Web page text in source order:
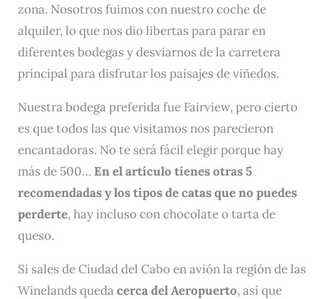
zona. Nosotros fuimos con nuestro coche de
alquiler, lo que nos dio libertas para parar en
diferentes bodegas y desviarnos de la carretera
principal para disfrutar los paisajes de viñedos.
Nuestra bodega preferida fue Fairview, pero cierto
es que todos las que visitamos nos parecieron
encantadoras. No te será fácil elegir porque hay
más de 500… En el artículo tienes otras 5
recomendadas y los tipos de catas que no puedes
perderte, hay incluso con chocolate o tarta de
queso.
Si sales de Ciudad del Cabo en avión la región de las
Winelands quedacerca del Aeropuerto, así que